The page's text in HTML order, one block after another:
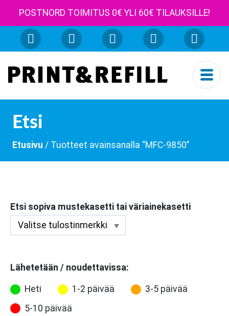
POSTNORD TOIMITUS 0€ YLI 60€ TILAUKSILLE!
Etsi
Etusivu / Tuotteet avainsanalla “MFC-9850”
Etsi sopiva mustekasetti tai väriainekasetti
Lähetetään / noudettavissa:
Heti 1-2 päivää
3-5 päivää
5-10 päivää